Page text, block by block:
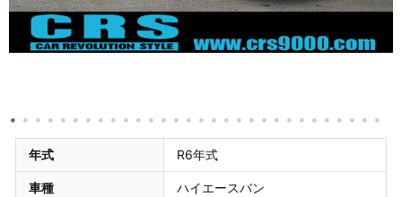
年式 R6年式
車種 ハイエースバン